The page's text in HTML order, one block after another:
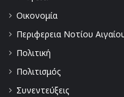
Οικονομία
Περιφερεια Νοτίου
Πολιτική
Πολιτισμός
Συνεντεύξεις